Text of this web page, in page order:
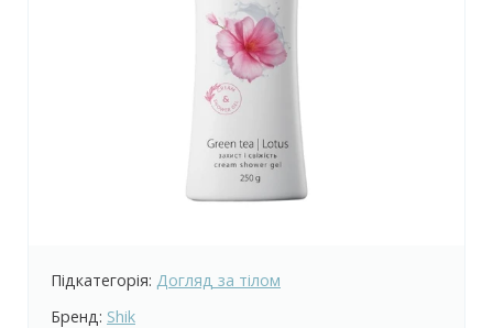
Підкатегорія: Догляд за тілом
Бренд: Shik